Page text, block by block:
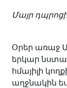
Մայր
Օրեր առաջ
երկար
հմայիլի
աղջնակին